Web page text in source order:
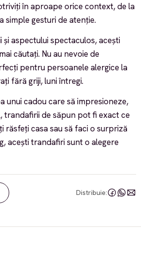
în aproape orice context, de la
simple gesturi de atenție.
aspectului spectaculos, acești
căutați. Nu au nevoie de
pentru persoanele alergice la
fără griji, luni întregi.
unui cadou care să impresioneze,
trandafirii de săpun pot fi exact ce
răsfeți casa sau să faci o surpriză
acești trandafiri sunt o alegere
Distribuie: